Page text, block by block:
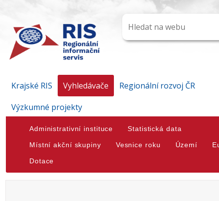
Krajské RIS Vyhledávače
Regionální rozvoj ČR
Výzkumné projekty
Administrativní instituce Statistická data
Místní akční skupiny Vesnice roku Území
Dotace